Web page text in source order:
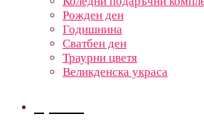
Рожден ден
Годишнина
Сватбен ден
Траурни цветя
Великденска украса